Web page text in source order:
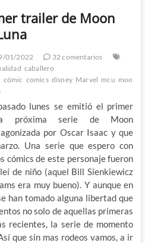
trailer de Moon
01/2022
32 comentarios
caballero
cómic comics disney Marvel mcu moo
lunes se emitió el primer
próxima serie de Moon
por Oscar Isaac y que
Una serie que espero con
cómics de este personaje fueron
de niño (aquel Bill Sienkiewicz
era muy bueno). Y aunque en
han tomado alguna libertad que
no solo de aquellas primeras
recientes, la serie de momento
que sin mas rodeos vamos, a ir